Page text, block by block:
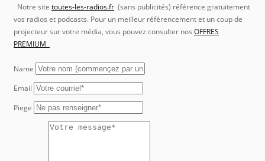
Notre site toutes-les-radios.fr (sans publicités) référence gratuitement
vos radios et podcasts. Pour un meilleur référencement et un coup de
projecteur sur votre média, vous pouvez consulter nos OFFRES
PREMIUM
Name
Email
Piege